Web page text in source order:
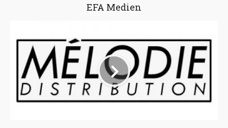
EFA Medien